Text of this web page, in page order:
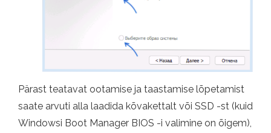
Pärast teatavat ootamise ja taastamise lõpetamist
saate arvuti alla laadida kõvakettalt või SSD -st (kuid
Windowsi Boot Manager BIOS -i valimine on õigem),